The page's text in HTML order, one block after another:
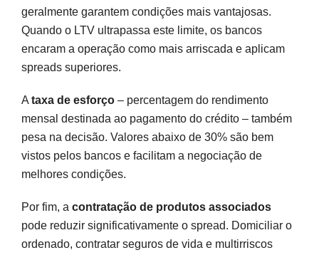
geralmente garantem condições mais vantajosas.
Quando o LTV ultrapassa este limite, os bancos
encaram a operação como mais arriscada e aplicam
spreads superiores.
A taxa de esforço – percentagem do rendimento
mensal destinada ao pagamento do crédito – também
pesa na decisão. Valores abaixo de 30% são bem
vistos pelos bancos e facilitam a negociação de
melhores condições.
Por fim, a contratação de produtos associados
pode reduzir significativamente o spread. Domiciliar o
ordenado, contratar seguros de vida e multirriscos